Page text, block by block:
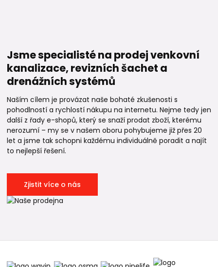
Jsme specialisté na prodej venkovní
kanalizace, revizních šachet a
drenážních systémů
Naším cílem je provázat naše bohaté zkušenosti s
pohodlností a rychlostí nákupu na internetu. Nejme tedy jen
další z řady e-shopů, který se snaží prodat zboží, kterému
nerozumí – my se v našem oboru pohybujeme již přes 20
let a jsme tak schopni každému individuálně poradit a najít
to nejlepší řešení.
Zjistit více o nás